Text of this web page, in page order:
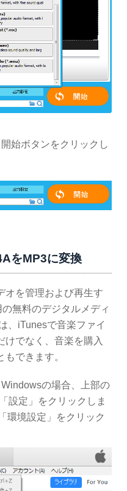
始ボタンをクリックし
をMP3に変換
オを管理および再生す
無料のデジタルメディ
、iTunesで音楽ファイ
けでなく、音楽を購入
できます。
の場合、上部の
設定」をクリックしま
環境設定」をクリック